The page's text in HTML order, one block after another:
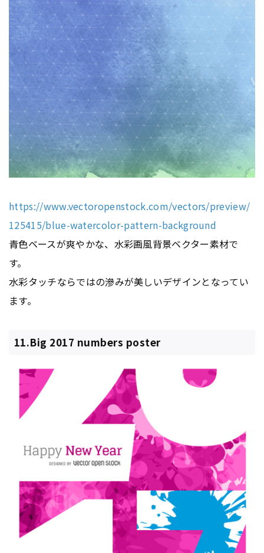
https://www.vectoropenstock.com/vectors/preview/
125415/blue-watercolor-pattern-background
青色ベースが爽やかな、水彩画風背景ベクター素材で
す。
水彩タッチならではの滲みが美しいデザインとなってい
ます。
11.Big 2017 numbers poster